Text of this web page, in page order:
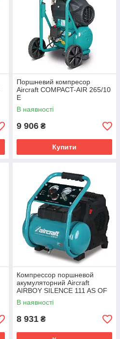
Поршневий компресор
Aircraft COMPACT-AIR 265/10
E
В наявності
9 906 ₴
Купити
Компрессор поршневой
акумуляторний Aircraft
AIRBOY SILENCE 111 AS OF
E
В наявності
8 931 ₴